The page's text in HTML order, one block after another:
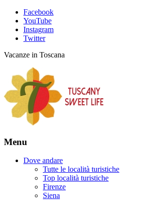
Facebook
YouTube
Instagram
Twitter
Vacanze in Toscana
Menu
Dove andare
Tutte le località turistiche
Top località turistiche
Firenze
Siena